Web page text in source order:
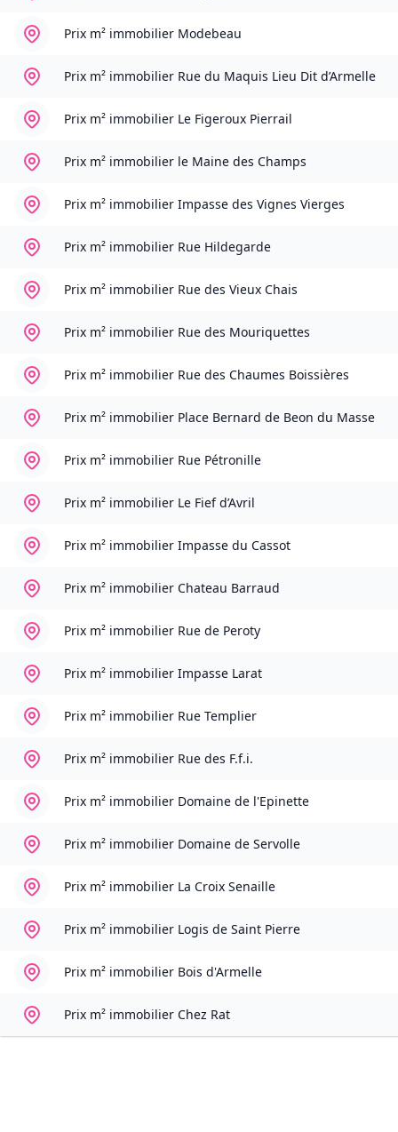
Prix m² immobilier Modebeau
Prix m² immobilier Rue du Maquis Lieu Dit d’Armelle
Prix m² immobilier Le Figeroux Pierrail
Prix m² immobilier le Maine des Champs
Prix m² immobilier Impasse des Vignes Vierges
Prix m² immobilier Rue Hildegarde
Prix m² immobilier Rue des Vieux Chais
Prix m² immobilier Rue des Mouriquettes
Prix m² immobilier Rue des Chaumes Boissières
Prix m² immobilier Place Bernard de Beon du Masse
Prix m² immobilier Rue Pétronille
Prix m² immobilier Le Fief d’Avril
Prix m² immobilier Impasse du Cassot
Prix m² immobilier Chateau Barraud
Prix m² immobilier Rue de Peroty
Prix m² immobilier Impasse Larat
Prix m² immobilier Rue Templier
Prix m² immobilier Rue des F.f.i.
Prix m² immobilier Domaine de l'Epinette
Prix m² immobilier Domaine de Servolle
Prix m² immobilier La Croix Senaille
Prix m² immobilier Logis de Saint Pierre
Prix m² immobilier Bois d'Armelle
Prix m² immobilier Chez Rat